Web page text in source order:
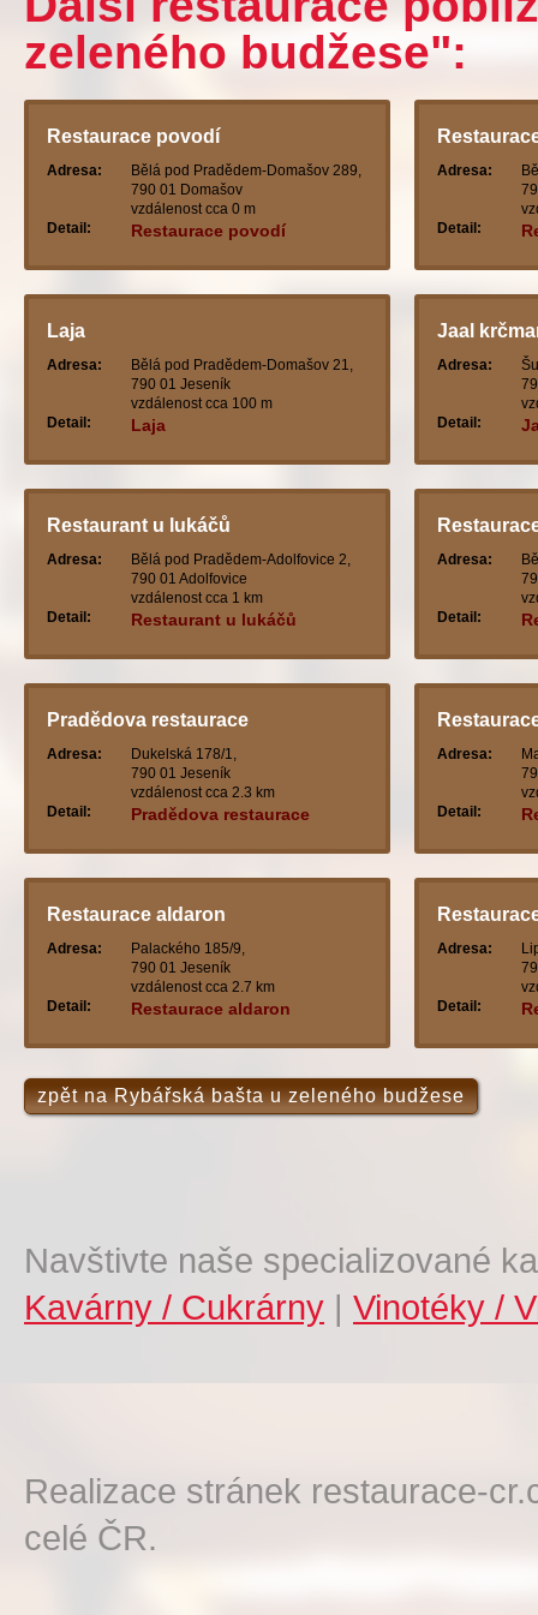
zeleného budžese":
Restaurace povodí
Adresa:
Bělá pod Pradědem-Domašov 289,
790 01 Domašov
vzdálenost cca 0 m
Detail:
Restaurace povodí
Adresa:
Detail:
Laja
Adresa:
Bělá pod Pradědem-Domašov 21,
790 01 Jeseník
vzdálenost cca 100 m
Detail:
Laja
Jaal
Adresa:
Detail:
Restaurant u lukáčů
Adresa:
Bělá pod Pradědem-Adolfovice 2,
790 01 Adolfovice
vzdálenost cca 1 km
Detail:
Restaurant u lukáčů
Adresa:
Detail:
Pradědova restaurace
Adresa:
Dukelská 178/1,
790 01 Jeseník
vzdálenost cca 2.3 km
Detail:
Pradědova restaurace
Adresa:
Detail:
Restaurace aldaron
Adresa:
Palackého 185/9,
790 01 Jeseník
vzdálenost cca 2.7 km
Detail:
Restaurace aldaron
Adresa:
Detail:
zpět na Rybářská bašta u zeleného budžese
Navštivte naše specializované
Kavárny / Cukrárny | Vinotéky /
Realizace stránek restaurace-
celé ČR.